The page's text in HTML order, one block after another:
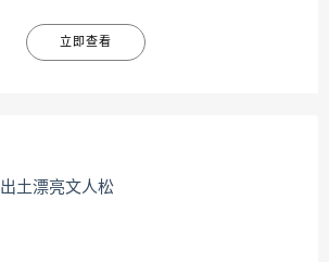
立即查看
出土漂亮文人松